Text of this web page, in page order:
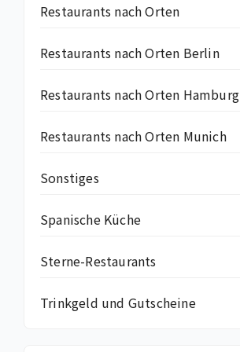
Restaurants nach Orten
Restaurants nach Orten Berlin
Restaurants nach Orten Hamburg
Restaurants nach Orten Munich
Sonstiges
Spanische Küche
Sterne-Restaurants
Trinkgeld und Gutscheine